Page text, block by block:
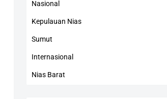
Nasional
Kepulauan Nias
Sumut
Internasional
Nias Barat